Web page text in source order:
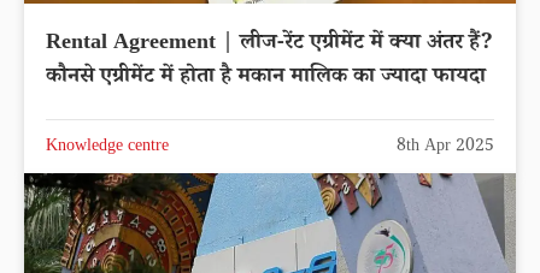
Rental Agreement | लीज-रेंट एग्रीमेंट में क्या अंतर हैं?
कौनसे एग्रीमेंट में होता है मकान मालिक का ज्यादा फायदा
Knowledge centre 8th Apr 2025